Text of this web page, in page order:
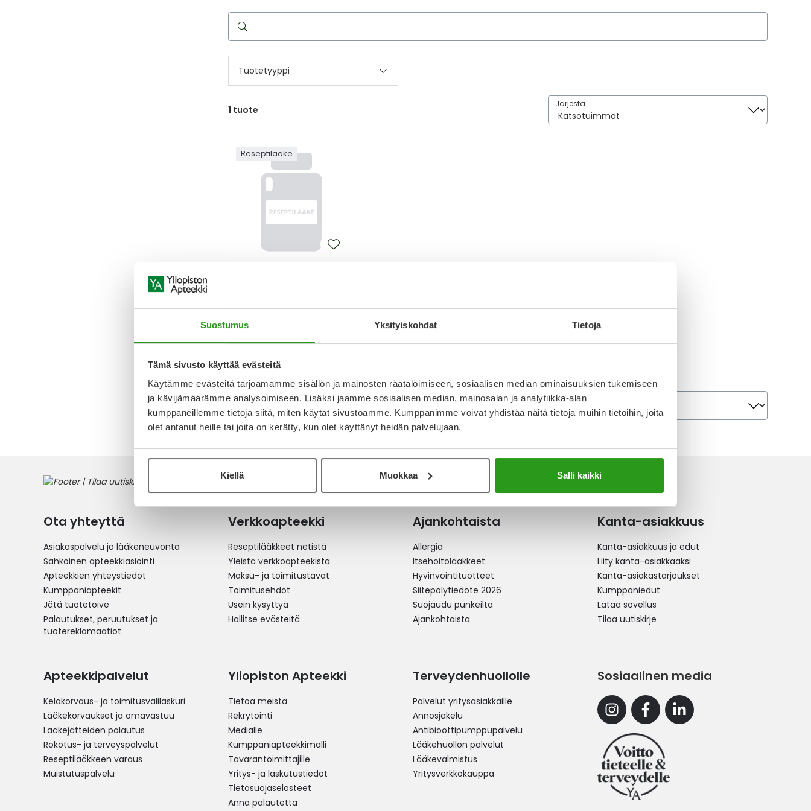
Suostumus Yksityiskohdat Tietoja
Tämä sivusto käyttää evästeitä
Käytämme evästeitä tarjoamamme sisällön ja mainosten räätälöimiseen, sosiaalisen median ominaisuuksien tukemiseen
ja kävijämäärämme analysoimiseen. Lisäksi jaamme sosiaalisen median, mainosalan ja analytiikka-alan
kumppaneillemme tietoja siitä, miten käytät sivustoamme. Kumppanimme voivat yhdistää näitä tietoja muihin tietoihin, joita
olet antanut heille tai joita on kerätty, kun olet käyttänyt heidän palvelujaan.
Kiellä Muokkaa Salli kaikki
Hae
reseptilääkettä
Tuotetyyppi
1 tuote
Järjestä
Järjestä
Reseptilääke
KPL
tuote
Järjestä
Järjestä
Ota yhteyttä
Asiakaspalvelu ja lääkeneuvonta
Sähköinen apteekkiasiointi
Apteekkien yhteystiedot
Kumppaniapteekit
Jätä tuotetoive
Palautukset, peruutukset ja
tuotereklamaatiot
Verkkoapteekki
Reseptilääkkeet netistä
Yleistä verkkoapteekista
Maksu- ja toimitustavat
Toimitusehdot
Usein kysyttyä
Hallitse evästeitä
Ajankohtaista
Allergia
Itsehoitolääkkeet
Hyvinvointituotteet
Siitepölytiedote 2026
Suojaudu punkeilta
Ajankohtaista
Kanta-asiakkuus
Kanta-asiakkuus ja edut
Liity kanta-asiakkaaksi
Kanta-asiakastarjoukset
Kumppaniedut
Lataa sovellus
Tilaa uutiskirje
Apteekkipalvelut
Kelakorvaus- ja toimitusvälilaskuri
Lääkekorvaukset ja omavastuu
Lääkejätteiden palautus
Rokotus- ja terveyspalvelut
Reseptilääkkeen varaus
Muistutuspalvelu
Yliopiston Apteekki
Tietoa meistä
Rekrytointi
Medialle
Kumppaniapteekkimalli
Tavarantoimittajille
Yritys- ja laskutustiedot
Tietosuojaselosteet
Anna palautetta
Terveydenhuollolle
Palvelut yritysasiakkaille
Annosjakelu
Antibioottipumppupalvelu
Lääkehuollon palvelut
Lääkevalmistus
Yritysverkkokauppa
Sosiaalinen media
InstagramFacebookLinkedin